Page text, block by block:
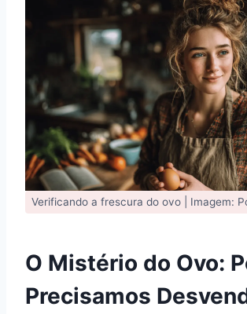
Verificando a frescura do ovo | Imagem:
O Mistério do Ovo:
Precisamos